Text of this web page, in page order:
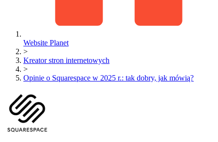
Website Planet
>
Kreator stron internetowych
>
Opinie o Squarespace w 2025 r.: tak dobry, jak mówią?